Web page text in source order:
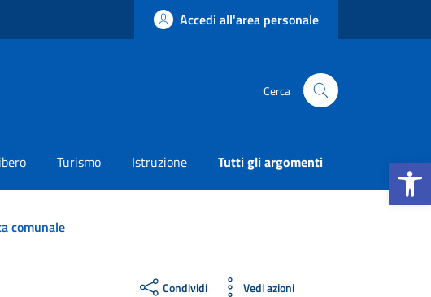
Accedi all'area personale
Cerca
Turismo Istruzione Tutti gli argomenti
comunale
Condividi Vedi azioni
Apri la